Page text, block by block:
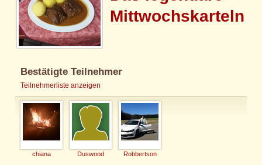
Mittwochskarteln
Bestätigte Teilnehmer
Teilnehmerliste anzeigen
chiana Duswood Robbertson